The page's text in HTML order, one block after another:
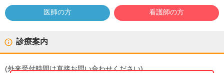
医師の方 看護師の方
診療案内
(外来受付時間は直接お問い合わせください)